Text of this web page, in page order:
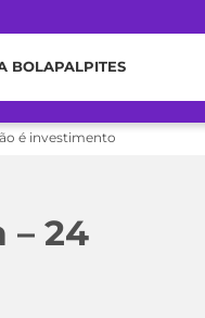
BOLAPALPITES
é investimento
– 24